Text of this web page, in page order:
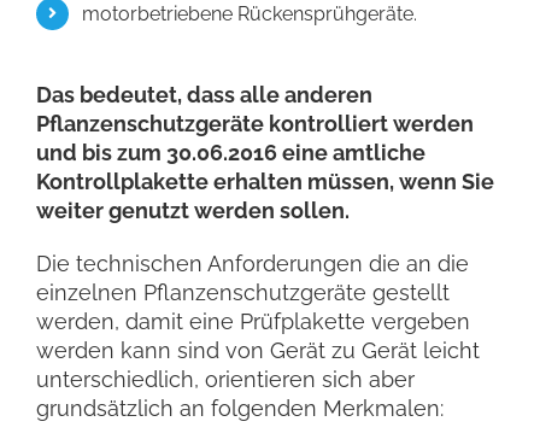
motorbetriebene Rückensprühgeräte.
Das bedeutet, dass alle anderen
Pflanzenschutzgeräte kontrolliert werden
und bis zum 30.06.2016 eine amtliche
Kontrollplakette erhalten müssen, wenn Sie
weiter genutzt werden sollen.
Die technischen Anforderungen die an die
einzelnen Pflanzenschutzgeräte gestellt
werden, damit eine Prüfplakette vergeben
werden kann sind von Gerät zu Gerät leicht
unterschiedlich, orientieren sich aber
grundsätzlich an folgenden Merkmalen: